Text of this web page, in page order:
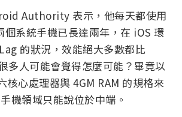
Authority 表示，他每天都使用
系統手機已長達兩年，在 iOS 環
的狀況，效能絕大多數都比
多人可能會覺得怎麼可能？畢竟以
核心處理器與 4GM RAM 的規格來
機領域只能說位於中端。